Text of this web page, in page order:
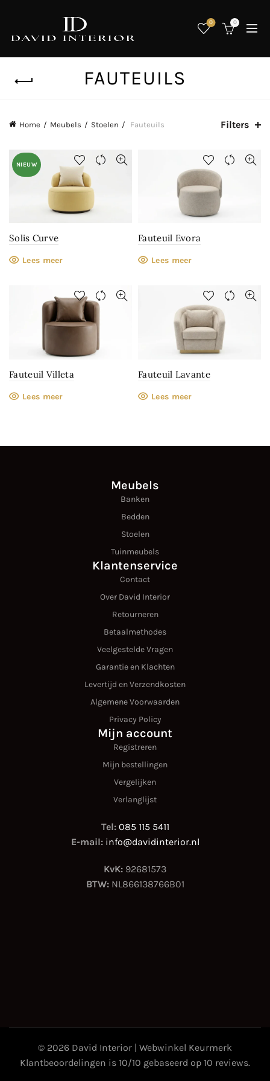
0 0
FAUTEUILS
Home Meubels Stoelen Fauteuils Filters
NIEUW
Solis Curve
Lees meer
Fauteuil Evora
Lees meer
Fauteuil Villeta
Lees meer
Fauteuil Lavante
Lees meer
Meubels
Banken
Bedden
Stoelen
Tuinmeubels
Klantenservice
Contact
Over David Interior
Retourneren
Betaalmethodes
Veelgestelde Vragen
Garantie en Klachten
Levertijd en Verzendkosten
Algemene Voorwaarden
Privacy Policy
Mijn account
Registreren
Mijn bestellingen
Vergelijken
Verlanglijst
Tel: 085 115 5411
E-mail: info@davidinterior.nl
KvK: 92681573
BTW: NL866138766B01
© 2026 David Interior | Webwinkel Keurmerk
Klantbeoordelingen is 10/10 gebaseerd op 10 reviews.